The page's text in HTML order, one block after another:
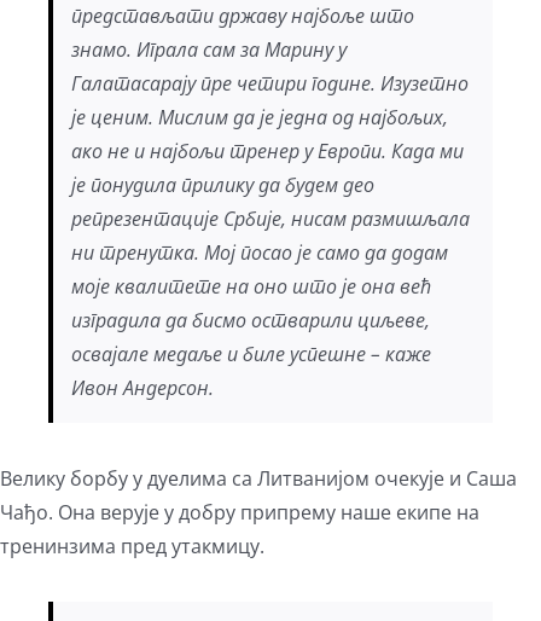
представљати државу најбоље што
знамо. Играла сам за Марину у
Галатасарају пре четири године. Изузетно
је ценим. Мислим да је једна од најбољих,
ако не и најбољи тренер у Европи. Када ми
је понудила прилику да будем део
репрезентације Србије, нисам размишљала
ни тренутка. Мој посао је само да додам
моје квалитете на оно што је она већ
изградила да бисмо остварили циљеве,
освајале медаље и биле успешне – каже
Ивон Андерсон.
Велику борбу у дуелима са Литванијом очекује и Саша
Чађо. Она верује у добру припрему наше екипе на
тренинзима пред утакмицу.